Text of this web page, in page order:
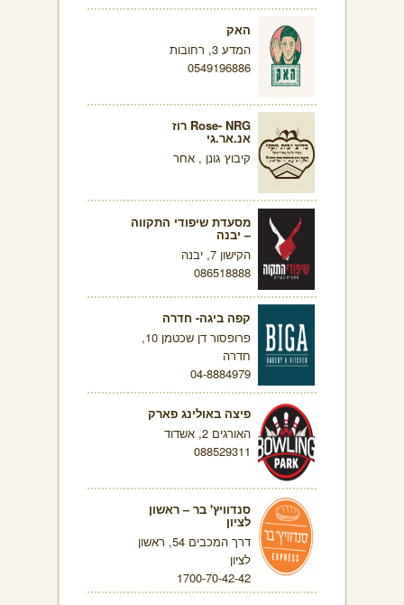
האק
המדע 3, רחובות
0549196886
Rose- NRG רוז
אנ.אר.גי
קיבוץ גונן , אחר
מסעדת שיפודי התקווה
– יבנה
הקישון 7, יבנה
086518888
קפה ביגה- חדרה
פרופסור דן שכטמן 10,
חדרה
04-8884979
פיצה באולינג פארק
האורגים 2, אשדוד
088529311
סנדוויץ' בר – ראשון
לציון
דרך המכבים 54, ראשון
לציון
1700-70-42-42